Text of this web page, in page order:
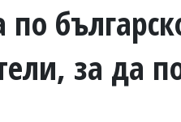
за да